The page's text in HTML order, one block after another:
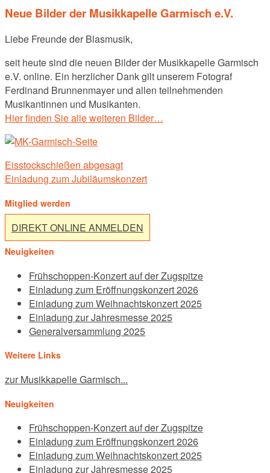
Neue Bilder der Musikkapelle Garmisch e.V.
Liebe Freunde der Blasmusik,
seit heute sind die neuen Bilder der Musikkapelle Garmisch
e.V. online. Ein herzlicher Dank gilt unserem Fotograf
Ferdinand Brunnenmayer und allen teilnehmenden
Musikantinnen und Musikanten.
Hier finden Sie alle weiteren Bilder…
Post
navigation
Eisstockschießen abgesagt
Einladung zum Jubiläumskonzert
Mitglied werden
DIREKT ONLINE ANMELDEN
Neuigkeiten
Frühschoppen-Konzert auf der Zugspitze
Einladung zum Eröffnungskonzert 2026
Einladung zum Weihnachtskonzert 2025
Einladung zur Jahresmesse 2025
Generalversammlung 2025
Weitere Links
zur Musikkapelle Garmisch...
Neuigkeiten
Frühschoppen-Konzert auf der Zugspitze
Einladung zum Eröffnungskonzert 2026
Einladung zum Weihnachtskonzert 2025
Einladung zur Jahresmesse 2025